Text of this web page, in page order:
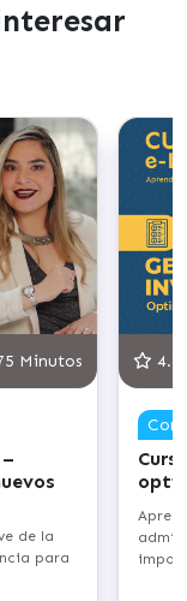
Minutos
de la
para
4.8